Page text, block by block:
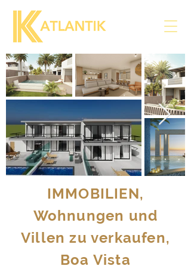
IMMOBILIEN,
Wohnungen und
Villen zu verkaufen,
Boa Vista